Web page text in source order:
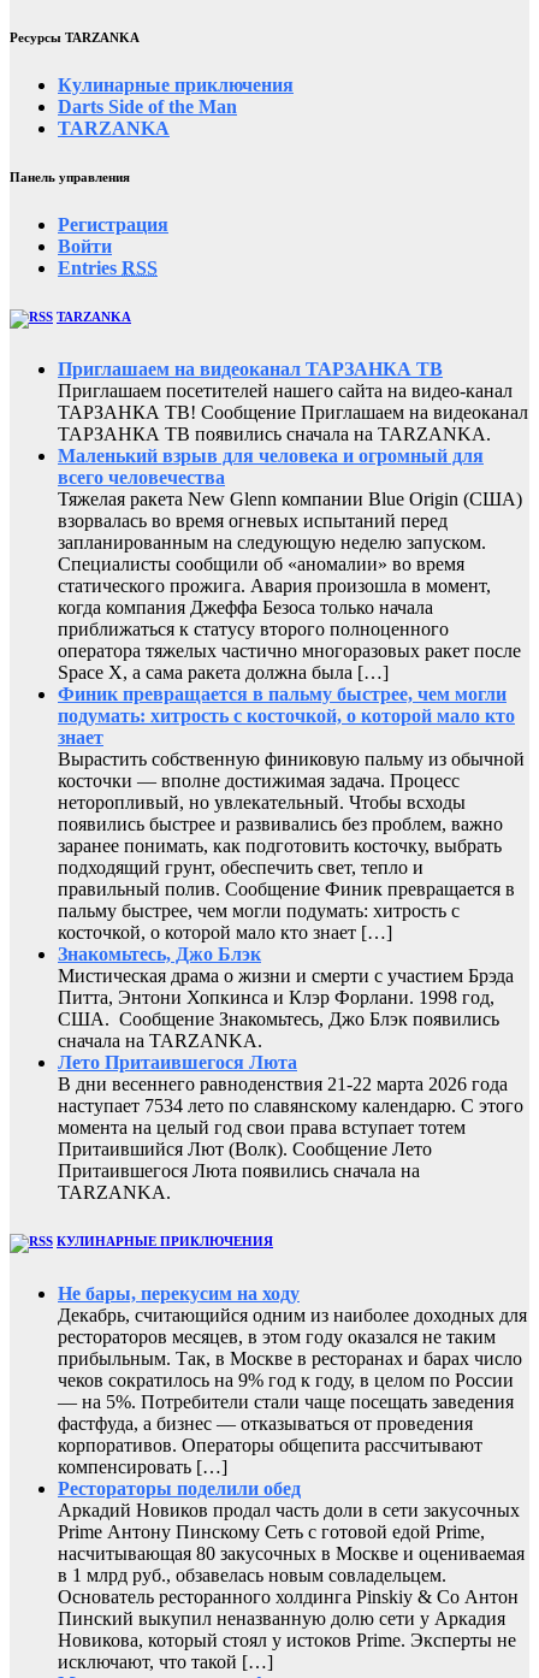
Ресурсы TARZANKA
Кулинарные приключения
Darts Side of the Man
TARZANKA
Панель управления
Регистрация
Войти
Entries RSS
TARZANKA
Приглашаем на видеоканал ТАРЗАНКА ТВ
Приглашаем посетителей нашего сайта на видео-канал
ТАРЗАНКА ТВ! Сообщение Приглашаем на видеоканал
ТАРЗАНКА ТВ появились сначала на TARZANKA.
Маленький взрыв для человека и огромный для
всего человечества
Тяжелая ракета New Glenn компании Blue Origin (США)
взорвалась во время огневых испытаний перед
запланированным на следующую неделю запуском.
Специалисты сообщили об «аномалии» во время
статического прожига. Авария произошла в момент,
когда компания Джеффа Безоса только начала
приближаться к статусу второго полноценного
оператора тяжелых частично многоразовых ракет после
Space X, а сама ракета должна была […]
Финик превращается в пальму быстрее, чем могли
подумать: хитрость с косточкой, о которой мало кто
знает
Вырастить собственную финиковую пальму из обычной
косточки — вполне достижимая задача. Процесс
неторопливый, но увлекательный. Чтобы всходы
появились быстрее и развивались без проблем, важно
заранее понимать, как подготовить косточку, выбрать
подходящий грунт, обеспечить свет, тепло и
правильный полив. Сообщение Финик превращается в
пальму быстрее, чем могли подумать: хитрость с
косточкой, о которой мало кто знает […]
Знакомьтесь, Джо Блэк
Мистическая драма о жизни и смерти с участием Брэда
Питта, Энтони Хопкинса и Клэр Форлани. 1998 год,
США. Сообщение Знакомьтесь, Джо Блэк появились
сначала на TARZANKA.
Лето Притаившегося Люта
В дни весеннего равноденствия 21-22 марта 2026 года
наступает 7534 лето по славянскому календарю. С этого
момента на целый год свои права вступает тотем
Притаившийся Лют (Волк). Сообщение Лето
Притаившегося Люта появились сначала на
TARZANKA.
КУЛИНАРНЫЕ ПРИКЛЮЧЕНИЯ
Не бары, перекусим на ходу
Декабрь, считающийся одним из наиболее доходных для
рестораторов месяцев, в этом году оказался не таким
прибыльным. Так, в Москве в ресторанах и барах число
чеков сократилось на 9% год к году, в целом по России
— на 5%. Потребители стали чаще посещать заведения
фастфуда, а бизнес — отказываться от проведения
корпоративов. Операторы общепита рассчитывают
компенсировать […]
Рестораторы поделили обед
Аркадий Новиков продал часть доли в сети закусочных
Prime Антону Пинскому Сеть с готовой едой Prime,
насчитывающая 80 закусочных в Москве и оцениваемая
в 1 млрд руб., обзавелась новым совладельцем.
Основатель ресторанного холдинга Pinskiy & Co Антон
Пинский выкупил неназванную долю сети у Аркадия
Новикова, который стоял у истоков Prime. Эксперты не
исключают, что такой […]